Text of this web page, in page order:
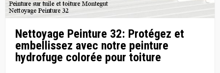
Nettoyage Peinture 32: Protégez et
embellissez avec notre peinture
hydrofuge colorée pour toiture